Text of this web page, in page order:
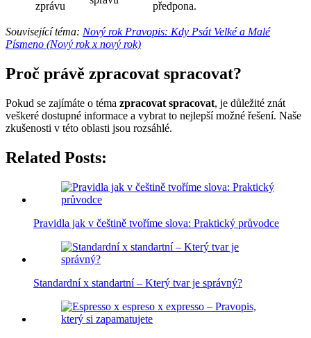
zprávu
předpona.
Související téma: Nový rok Pravopis: Kdy Psát Velké a Malé
Písmeno (Nový rok x nový rok)
Proč právě zpracovat spracovat?
Pokud se zajímáte o téma zpracovat spracovat, je důležité znát
veškeré dostupné informace a vybrat to nejlepší možné řešení. Naše
zkušenosti v této oblasti jsou rozsáhlé.
Related Posts:
Pravidla jak v češtině tvoříme slova: Praktický průvodce
Standardní x standartní – Který tvar je správný?